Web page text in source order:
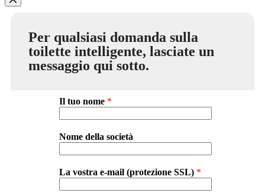
Per qualsiasi domanda sulla
toilette intelligente, lasciate un
messaggio qui sotto.
Il tuo nome *
Nome della società
La vostra e-mail (protezione SSL) *